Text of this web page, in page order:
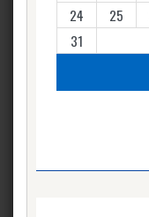
24
25
31